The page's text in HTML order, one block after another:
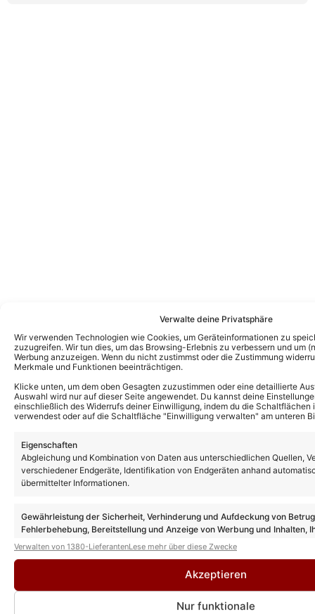
Verwalte deine Privatsphäre
Wir verwenden Technologien wie Cookies, um Geräteinformationen zu
zuzugreifen. Wir tun dies, um das Browsing-Erlebnis zu verbessern und um
Werbung anzuzeigen. Wenn du nicht zustimmst oder die Zustimmung
Merkmale und Funktionen beeinträchtigen.
Klicke unten, um dem oben Gesagten zuzustimmen oder eine detaillierte
Auswahl wird nur auf dieser Seite angewendet. Du kannst deine
einschließlich des Widerrufs deiner Einwilligung, indem du die
verwendest oder auf die Schaltfläche "Einwilligung verwalten" am unteren
Eigenschaften
Abgleichung und Kombination von Daten aus unterschiedlichen Quellen,
verschiedener Endgeräte, Identifikation von Endgeräten anhand
übermittelter Informationen.
Gewährleistung der Sicherheit, Verhinderung und Aufdeckung von
Fehlerbehebung, Bereitstellung und Anzeige von Werbung und Inhalten,
Entscheidungen zum Datenschutz speichern und übermitteln.
Verwalten von 1380-LieferantenLese mehr über diese Zwecke
Akzeptieren
Nur funktionale
Das könnte Euch auch interessieren:
Helene Fischer: Findet ihre Show 2026
wieder statt? So ist der aktuelle Stand der
Dinge!
Helene Fischer: Tickets für Zusatzkonzert
schön war ihr gemeinsamer Auftritt bei